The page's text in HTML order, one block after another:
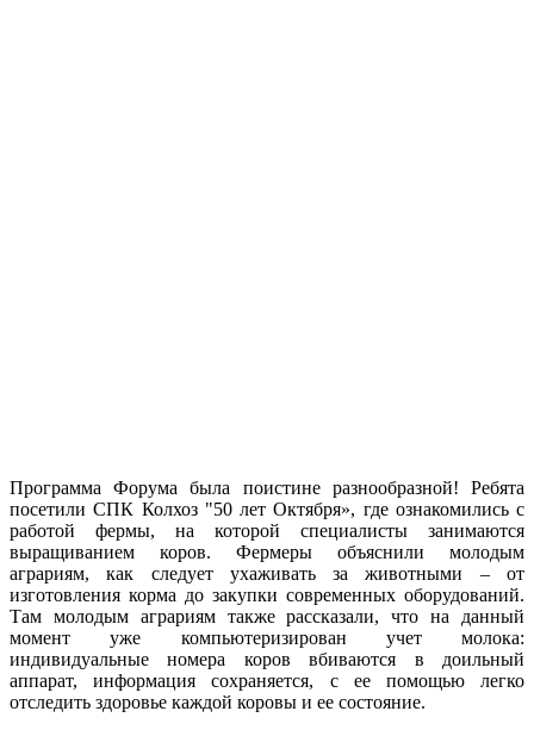
Программа Форума была поистине разнообразной! Ребята
посетили СПК Колхоз "50 лет Октября», где ознакомились с
работой фермы, на которой специалисты занимаются
выращиванием коров. Фермеры объяснили молодым
аграриям, как следует ухаживать за животными – от
изготовления корма до закупки современных оборудований.
Там молодым аграриям также рассказали, что на данный
момент уже компьютеризирован учет молока:
индивидуальные номера коров вбиваются в доильный
аппарат, информация сохраняется, с ее помощью легко
отследить здоровье каждой коровы и ее состояние.